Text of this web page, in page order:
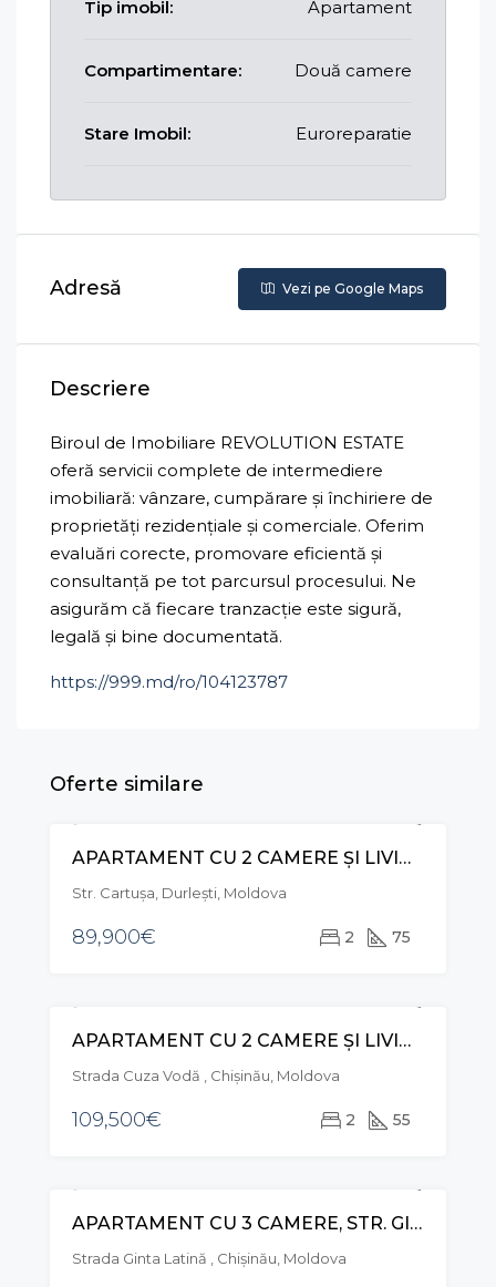
Tip imobil: Apartament
Compartimentare: Două camere
Stare Imobil: Euroreparatie
Adresă Vezi pe Google Maps
Descriere
Biroul de Imobiliare REVOLUTION ESTATE
oferă servicii complete de intermediere
imobiliară: vânzare, cumpărare și închiriere de
proprietăți rezidențiale și comerciale. Oferim
evaluări corecte, promovare eficientă și
consultanță pe tot parcursul procesului. Ne
asigurăm că fiecare tranzacție este sigură,
legală și bine documentată.
https://999.md/ro/104123787
Oferte similare
VÂNZARE
APARTAMENT CU 2 CAMERE ȘI LIVING, STR. CARTUȘA, DURLEȘTI
Str. Cartușa, Durleşti, Moldova
89,900€ 2 75
VÂNZARE
APARTAMENT CU 2 CAMERE ȘI LIVING, STR. CUZA VODĂ, BOTANICA
Strada Cuza Vodă , Chișinău, Moldova
109,500€ 2 55
VÂNZAREAPARTAMENT CU 3 CAMERE, STR. GINTA LATINĂ, CIOCANA
Strada Ginta Latină , Chișinău, Moldova